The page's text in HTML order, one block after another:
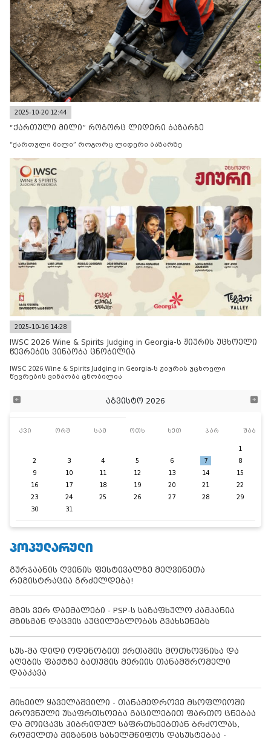
2025-10-20 12:44
“ქართული მილი” როგორც ლიდერი ბაზარზე
“ქართული მილი” როგორც ლიდერი ბაზარზე
2025-10-16 14:28
IWSC 2026 Wine & Spirits Judging in Georgia-ს ჟიურის უცხოელი
წევრების ვინაობა ცნობილია
IWSC 2026 Wine & Spirits Judging in Georgia-ს ჟიურის უცხოელი
წევრების ვინაობა ცნობილია
აგვისტო 2026
კვი ორშ სამ ოთხ ხუთ პარ შაბ
1
2
3 4 5 6 7
8
9
10 11 12 13 14
15
16
17 18 19 20 21
22
23
24 25 26 27 28
29
30
31
ᲞᲝᲞᲣᲚᲐᲠᲣᲚᲘ
გურჯაანის ღვინის ფესტივალზე მეღვინეთა
რეგისტრაცია გრძელდება!
მზეს ვერ დაემალები - PSP-ს საზაფხულო კამპანია
მზისგან დაცვის აუცილებლობას გვახსენებს
სუს-მა დიდი ოდენობით ქრთამის მოთხოვნისა და
აღების ფაქტზე ბათუმის მერიის თანამშრომელი
დააკავა
მიხეილ ყაველაშვილი - თანამედროვე მსოფლიოში
ეროვნული უსაფრთხოება გაცილებით ფართო ცნებაა
და მოიცავს ჰიბრიდულ საფრთხეებთან ბრძოლას,
რომელთა მიზანიც სახელმწიფოს დასუსტებაა -